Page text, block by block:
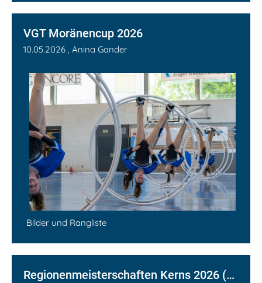
VGT Moränencup 2026
10.05.2026 , Anina Gander
Bilder und Rangliste
Regionenmeisterschaften Kerns 2026 (Geräteturnen)